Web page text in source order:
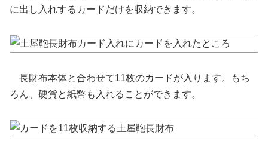
に出し入れするカードだけを収納できます。
長財布本体と合わせて11枚のカードが入ります。もち
ろん、硬貨と紙幣も入れることができます。